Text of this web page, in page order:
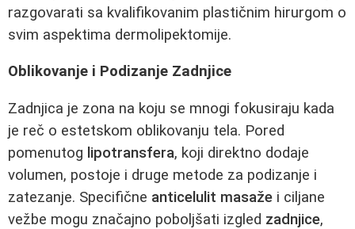
razgovarati sa kvalifikovanim plastičnim hirurgom o
svim aspektima dermolipektomije.
Oblikovanje i Podizanje Zadnjice
Zadnjica je zona na koju se mnogi fokusiraju kada
je reč o estetskom oblikovanju tela. Pored
pomenutog lipotransfera, koji direktno dodaje
volumen, postoje i druge metode za podizanje i
zatezanje. Specifične anticelulit masaže i ciljane
vežbe mogu značajno poboljšati izgled zadnjice,